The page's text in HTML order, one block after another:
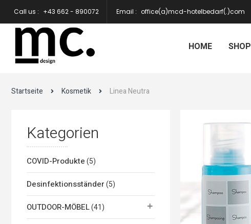
Call us : +43 662 - 890072 Email : office(a)mcd-hotelbedarf(.)com
HOME SHOP
Startseite Kosmetik Linea Neutra
Kategorien
COVID-Produkte(5)
Desinfektionsständer(5)
OUTDOOR-MÖBEL(41)